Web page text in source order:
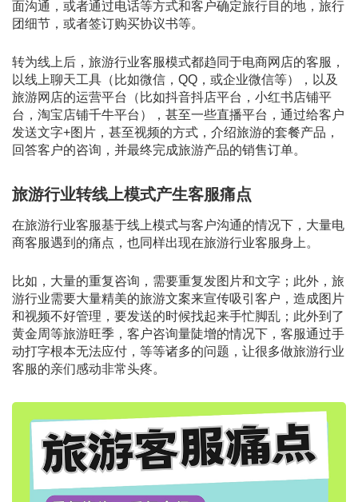
面沟通，或者通过电话等方式和客户确定旅行目的地，旅行
团细节，或者签订购买协议书等。
转为线上后，旅游行业客服模式都趋同于电商网店的客服，
以线上聊天工具（比如微信，QQ，或企业微信等），以及
旅游网店的运营平台（比如抖音抖店平台，小红书店铺平
台，淘宝店铺千牛平台），甚至一些直播平台，通过给客户
发送文字+图片，甚至视频的方式，介绍旅游的套餐产品，
回答客户的咨询，并最终完成旅游产品的销售订单。
旅游行业转线上模式产生客服痛点
在旅游行业客服基于线上模式与客户沟通的情况下，大量电
商客服遇到的痛点，也同样出现在旅游行业客服身上。
比如，大量的重复咨询，需要重复发图片和文字；此外，旅
游行业需要大量精美的旅游文案来宣传吸引客户，造成图片
和视频不好管理，要发送的时候找起来手忙脚乱；此外到了
黄金周等旅游旺季，客户咨询量陡增的情况下，客服通过手
动打字根本无法应付，等等诸多的问题，让很多做旅游行业
客服的亲们感动非常头疼。